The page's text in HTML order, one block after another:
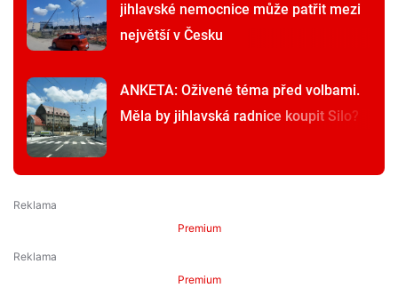
jihlavské nemocnice může patřit mezi
největší v Česku
ANKETA: Oživené téma před volbami.
Měla by jihlavská radnice koupit Silo?
Premium
Premium